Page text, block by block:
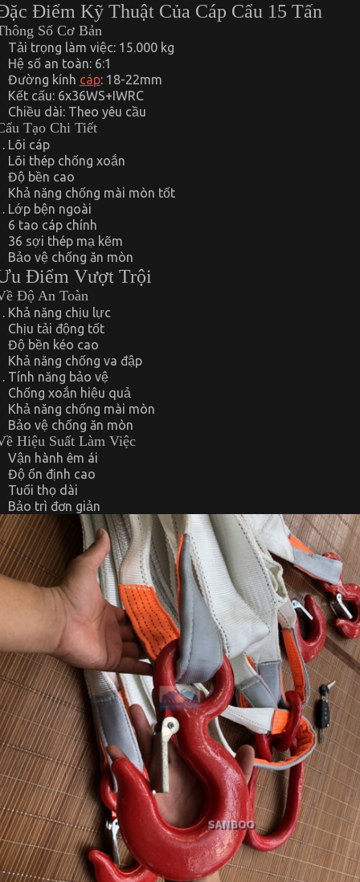
Điểm Kỹ Thuật Của Cáp Cẩu 15 Tấn
Số Cơ Bản
Tải trọng làm việc: 15.000 kg
Hệ số an toàn: 6:1
Đường kính cáp: 18-22mm
Kết cấu: 6x36WS+IWRC
Chiều dài: Theo yêu cầu
Tạo Chi Tiết
Lõi cáp
Lõi thép chống xoắn
Độ bền cao
Khả năng chống mài mòn tốt
Lớp bện ngoài
6 tao cáp chính
36 sợi thép mạ kẽm
Bảo vệ chống ăn mòn
Điểm Vượt Trội
Độ An Toàn
Khả năng chịu lực
Chịu tải động tốt
Độ bền kéo cao
Khả năng chống va đập
Tính năng bảo vệ
Chống xoắn hiệu quả
Khả năng chống mài mòn
Bảo vệ chống ăn mòn
Hiệu Suất Làm Việc
Vận hành êm ái
Độ ổn định cao
Tuổi thọ dài
Bảo trì đơn giản